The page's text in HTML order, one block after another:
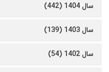
سال 1404 (442)
سال 1403 (139)
سال 1402 (54)